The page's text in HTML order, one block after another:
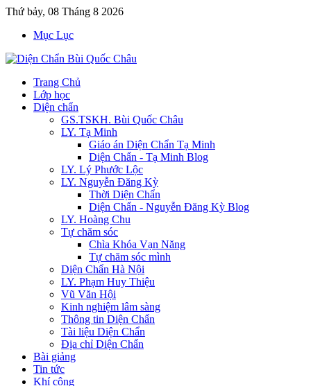
Thứ bảy, 08 Tháng 8 2026
Mục Lục
Trang Chủ
Lớp học
Diện chẩn
GS.TSKH. Bùi Quốc Châu
LY. Tạ Minh
Giáo án Diện Chẩn Tạ Minh
Diện Chẩn - Tạ Minh Blog
LY. Lý Phước Lộc
LY. Nguyễn Đăng Kỳ
Thời Diện Chẩn
Diện Chẩn - Nguyễn Đăng Kỳ Blog
LY. Hoàng Chu
Tự chăm sóc
Chìa Khóa Vạn Năng
Tự chăm sóc mình
Diện Chẩn Hà Nội
LY. Phạm Huy Thiệu
Vũ Văn Hội
Kinh nghiệm lâm sàng
Thông tin Diện Chẩn
Tài liệu Diện Chẩn
Địa chỉ Diện Chẩn
Bài giảng
Tin tức
Khí công